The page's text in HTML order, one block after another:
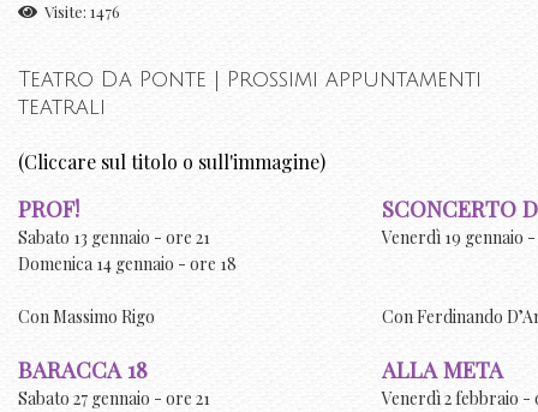
Visite: 1476
Teatro Da Ponte | Prossimi appuntamenti
teatrali
(Cliccare sul titolo o sull'immagine)
PROF! SCONCERTO
Sabato 13 gennaio - ore 21
Venerdì 19 gennaio -
Domenica 14 gennaio - ore 18
Con Massimo Rigo Con Ferdinando
BARACCA 18 ALLA META
Sabato 27 gennaio - ore 21
Venerdì 2 febbraio -